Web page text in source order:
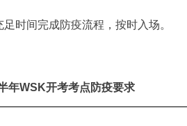
时间完成防疫流程，按时入场。
年WSK开考考点防疫要求